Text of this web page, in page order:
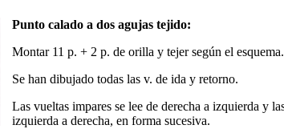
Punto calado a dos agujas tejido:
Montar 11 p. + 2 p. de orilla y tejer según el esquema.
Se han dibujado todas las v. de ida y retorno.
Las vueltas impares se lee de derecha a izquierda y
izquierda a derecha, en forma sucesiva.